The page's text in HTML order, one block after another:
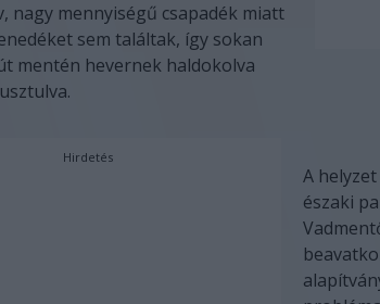
nagy mennyiségű csapadék miatt
sem találtak, így sokan
mentén hevernek haldokolva
Hirdetés
A
északi